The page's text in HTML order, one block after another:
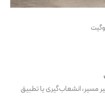
مسیر، انشعاب‌گیری یا تطبیق